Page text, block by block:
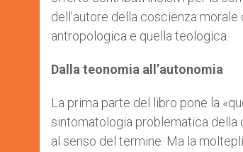
dell’autore della coscienza
antropologica e quella teologica.
Dalla teonomia all’autonomia
La prima parte del libro pone la
sintomatologia problematica della
al senso del termine. Ma la